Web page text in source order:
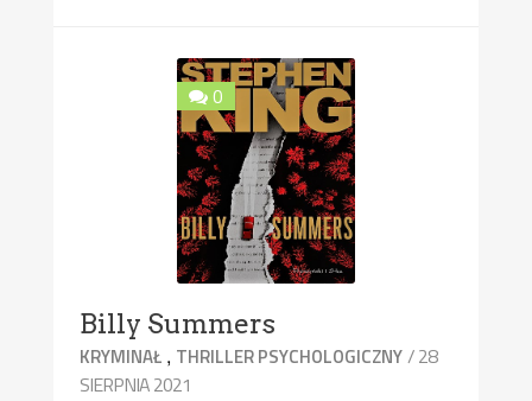
0
Billy Summers
KRYMINAŁ , THRILLER PSYCHOLOGICZNY/ 28
SIERPNIA 2021